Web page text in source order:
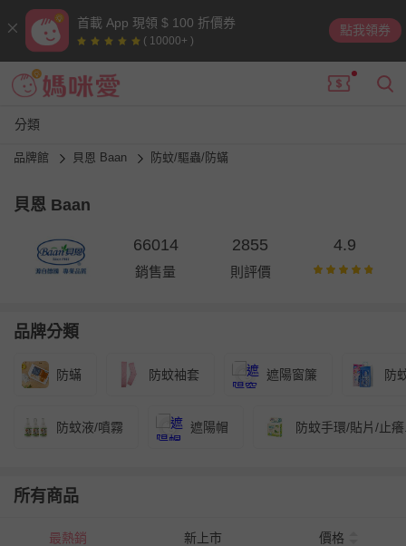
首載 App 現領 $ 100 折價券
( 10000+ )
點我領券
分類
品牌館 貝恩 Baan 防蚊/驅蟲/防蟎
貝恩 Baan
66014
銷售量
2855
則評價
4.9
品牌分類
防蟎 防蚊袖套 遮陽窗簾 防
防蚊液/噴霧 遮陽帽 防蚊手環/貼片/止
所有商品
最熱銷 新上市 價格